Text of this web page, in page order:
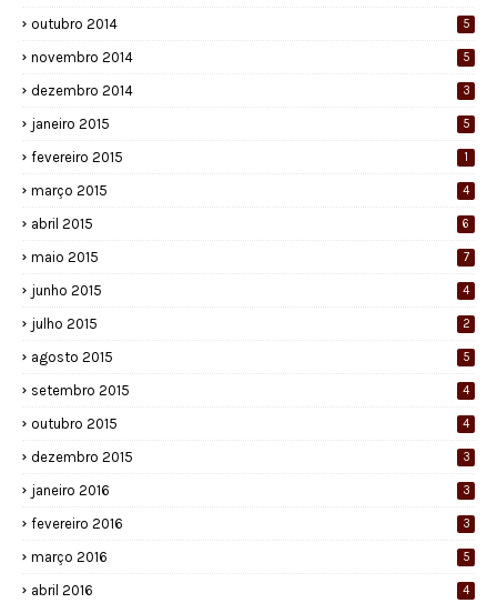
outubro 2014 5
novembro 2014 5
dezembro 2014 3
janeiro 2015 5
fevereiro 2015 1
março 2015 4
abril 2015 6
maio 2015 7
junho 2015 4
julho 2015 2
agosto 2015 5
setembro 2015 4
outubro 2015 4
dezembro 2015 3
janeiro 2016 3
fevereiro 2016 3
março 2016 5
abril 2016 4